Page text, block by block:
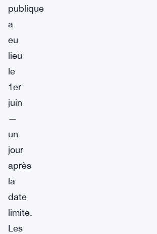
publique
a
eu
lieu
le
1er
juin
—
un
jour
après
la
date
limite.
Les